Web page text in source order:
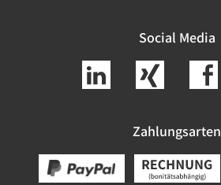
Social Media
Zahlungsarten